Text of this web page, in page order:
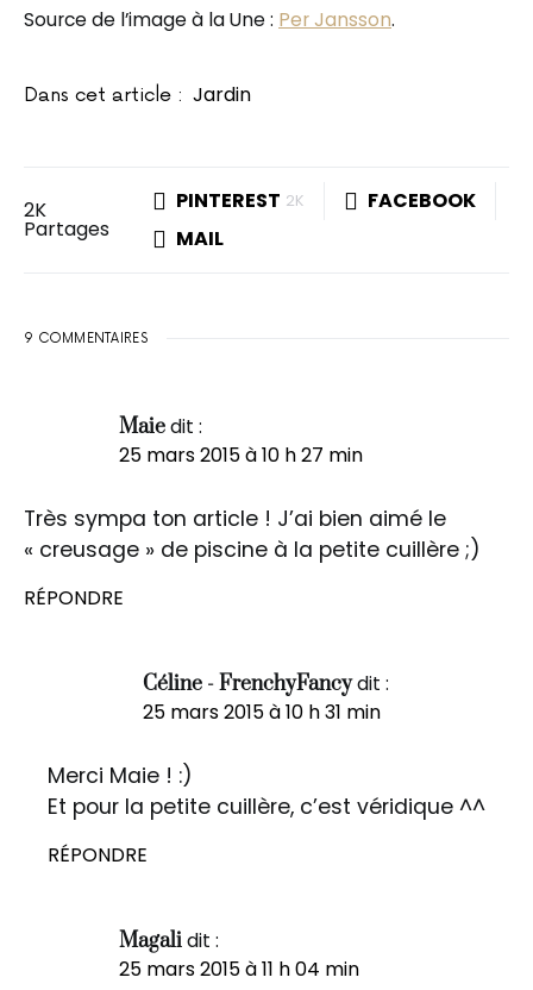
Source de l’image à la Une : Per Jansson.
Dans cet article : Jardin
2K
Partages
PINTEREST 2K
FACEBOOK
MAIL
9 COMMENTAIRES
Maiedit :
25 mars 2015 à 10 h 27 min
Très sympa ton article ! J’ai bien aimé le
« creusage » de piscine à la petite cuillère ;)
RÉPONDRE
Céline - FrenchyFancydit :
25 mars 2015 à 10 h 31 min
Merci Maie ! :)
Et pour la petite cuillère, c’est véridique ^^
RÉPONDRE
Magalidit :
25 mars 2015 à 11 h 04 min